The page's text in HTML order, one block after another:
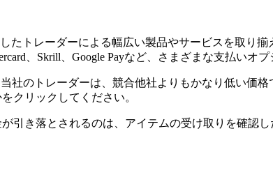
たトレーダーによる幅広い製品やサービスを取り
、Skrill、Google Payなど、さまざまな支払いオプ
社のトレーダーは、競合他社よりもかなり低い価
クリックしてください。
引き落とされるのは、アイテムの受け取りを確認